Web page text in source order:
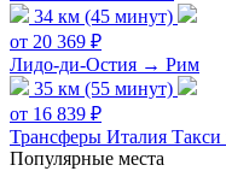
34 км (45 минут)
от 20 369 ₽
Лидо-ди-Остия → Рим
35 км (55 минут)
от 16 839 ₽
Трансферы Италия Такси
Популярные места